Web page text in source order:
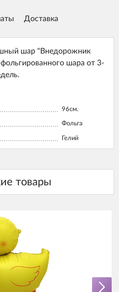
Доставка
шар "Внедорожник
шара от 3-
96см.
Фольга
Гелий